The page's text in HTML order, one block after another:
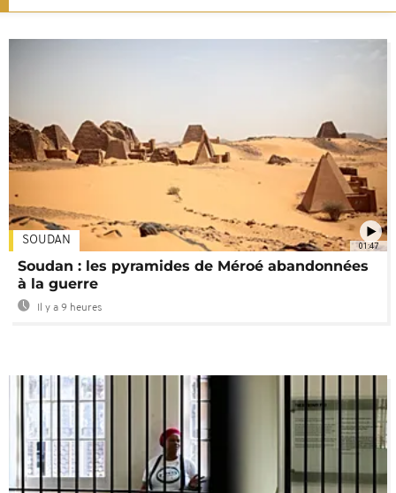
01:47
SOUDAN
Soudan : les pyramides de Méroé abandonnées
à la guerre
Il y a 9 heures